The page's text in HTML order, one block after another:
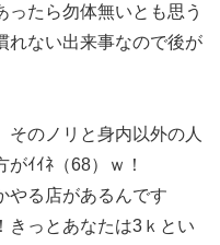
ったら勿体無いとも思う
ない出来事なので後が
そのノリと身内以外の人
ｲｲﾈ（68）ｗ！
やる店があるんです
っとあなたは3ｋとい